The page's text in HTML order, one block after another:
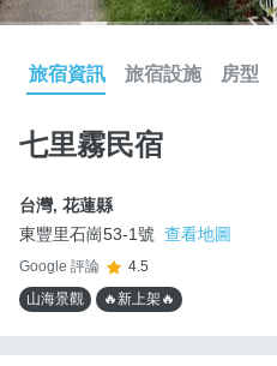
旅宿資訊 旅宿設施 房型
七里霧民宿
台灣, 花蓮縣
東豐里石崗53-1號 查看地圖
Google 評論
4.5
山海景觀
🔥新上架🔥